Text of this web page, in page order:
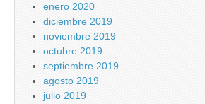
enero 2020
diciembre 2019
noviembre 2019
octubre 2019
septiembre 2019
agosto 2019
julio 2019